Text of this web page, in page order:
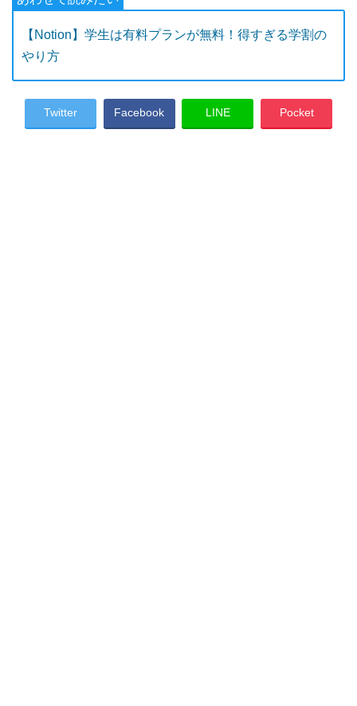
【Notion】学生は有料プランが無料！得すぎる学割の
やり方
Twitter Facebook LINE Pocket